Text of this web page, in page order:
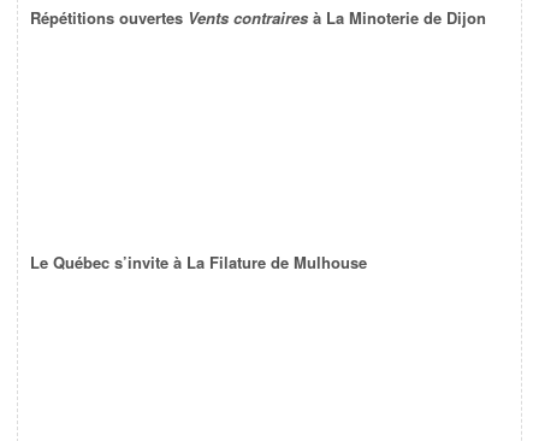
Répétitions ouvertes Vents contraires à La Minoterie de Dijon
Le Québec s’invite à La Filature de Mulhouse